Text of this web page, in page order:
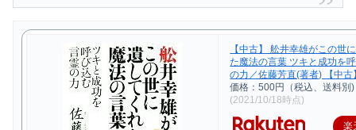
【中古】 舩井幸雄がこの世
た魔法の言葉 ツキと成功を
の力／佐藤芳直(著者) 【中古
価格：500円（税込、送料別)
(2021/10/18時点)
楽